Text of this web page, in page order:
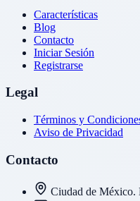
Características
Blog
Contacto
Iniciar Sesión
Registrarse
Legal
Términos y
Aviso de Privacidad
Contacto
Ciudad de México.